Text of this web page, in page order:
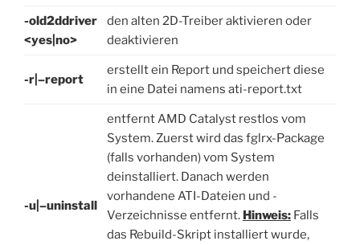
-old2ddriver
<yes|no>
den alten 2D-Treiber aktivieren oder
deaktivieren
-r|–report
erstellt ein Report und speichert diese
in eine Datei namens ati-report.txt
-u|–uninstall
entfernt AMD Catalyst restlos vom
System. Zuerst wird das fglrx-Package
(falls vorhanden) vom System
deinstalliert. Danach werden
vorhandene ATI-Dateien und -
Verzeichnisse entfernt. Hinweis: Falls
das Rebuild-Skript installiert wurde,